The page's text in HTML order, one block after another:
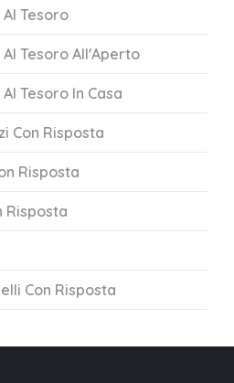
Tesoro
Tesoro All'Aperto
Tesoro In Casa
Con Risposta
Risposta
Risposta
Con Risposta